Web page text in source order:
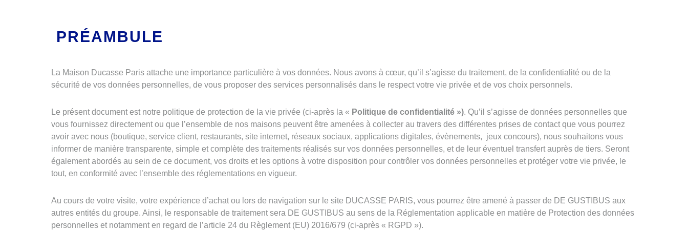
PRÉAMBULE
La Maison Ducasse Paris attache une importance particulière à vos données. Nous avons à cœur, qu’il s’agisse du traitement, de la confidentialité ou de la
sécurité de vos données personnelles, de vous proposer des services personnalisés dans le respect votre vie privée et de vos choix personnels.
Le présent document est notre politique de protection de la vie privée (ci-après la « Politique de confidentialité »). Qu’il s’agisse de données personnelles que
vous fournissez directement ou que l’ensemble de nos maisons peuvent être amenées à collecter au travers des différentes prises de contact que vous pourrez
avoir avec nous (boutique, service client, restaurants, site internet, réseaux sociaux, applications digitales, évènements, jeux concours), nous souhaitons vous
informer de manière transparente, simple et complète des traitements réalisés sur vos données personnelles, et de leur éventuel transfert auprès de tiers. Seront
également abordés au sein de ce document, vos droits et les options à votre disposition pour contrôler vos données personnelles et protéger votre vie privée, le
tout, en conformité avec l’ensemble des réglementations en vigueur.
Au cours de votre visite, votre expérience d’achat ou lors de navigation sur le site DUCASSE PARIS, vous pourrez être amené à passer de DE GUSTIBUS aux
autres entités du groupe. Ainsi, le responsable de traitement sera DE GUSTIBUS au sens de la Réglementation applicable en matière de Protection des données
personnelles et notamment en regard de l’article 24 du Règlement (EU) 2016/679 (ci-après « RGPD »).